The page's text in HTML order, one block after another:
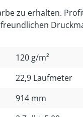
zu erhalten.
120 g/m²
22,9 Laufmeter
914 mm